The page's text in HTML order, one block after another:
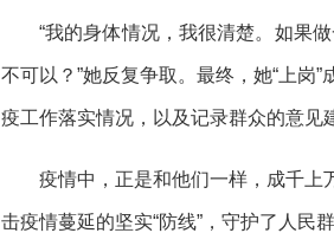
“我的身体情况，我很清楚。如果
不可以？”她反复争取。最终，她“上岗
疫工作落实情况，以及记录群众的意见
疫情中，正是和他们一样，成千上
击疫情蔓延的坚实“防线”，守护了人民